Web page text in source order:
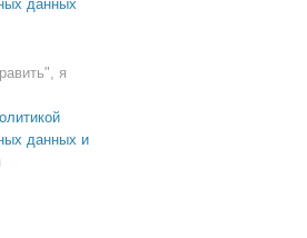
данных
я
данных и